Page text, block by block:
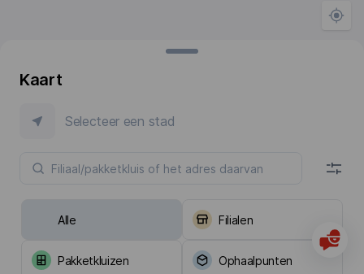
Kaart
Selecteer een stad
Alle Filialen
Pakketkluizen Ophaalpunten